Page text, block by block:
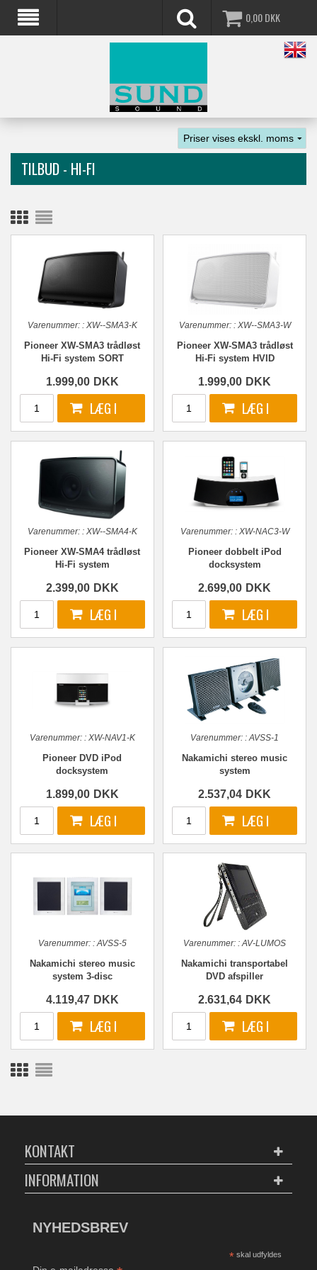
0,00DKK
TILBUD - HI-FI
Varenummer:: XW--SMA3-K
Pioneer XW-SMA3 trådløst
Hi-Fi system SORT
1.999,00 DKK
Varenummer:: XW--SMA3-W
Pioneer XW-SMA3 trådløst
Hi-Fi system HVID
1.999,00 DKK
Varenummer:: XW--SMA4-K
Pioneer XW-SMA4 trådløst
Hi-Fi system
2.399,00 DKK
Varenummer:: XW-NAC3-W
Pioneer dobbelt iPod
docksystem
2.699,00 DKK
Varenummer:: XW-NAV1-K
Pioneer DVD iPod
docksystem
1.899,00 DKK
Varenummer: : AVSS-1
Nakamichi stereo music
system
2.537,04 DKK
Varenummer:: AVSS-5
Nakamichi stereo music
system 3-disc
4.119,47 DKK
Varenummer: : AV-LUMOS
Nakamichi transportabel
DVD afspiller
2.631,64 DKK
KONTAKT
INFORMATION
NYHEDSBREV
* skal udfyldes